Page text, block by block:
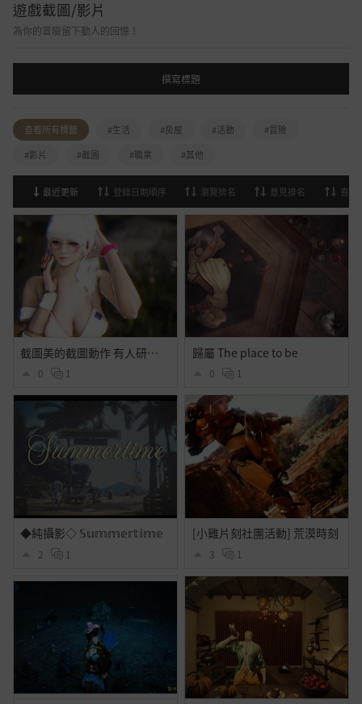
遊戲截圖/影片
為你的冒險留下動人的回憶！
撰寫標題
查看所有標籤 #生活 #房屋 #活動
#冒險
#影片
#截圖 #職業 #其他
最近更新 登錄日期順序 瀏覽排名 意見排名 喜歡
截圖美的截圖動作 有人研究出來的
0 1
歸屬 The place to be
0 1
◆純攝影◇ 𝕊𝕦𝕞𝕞𝕖𝕣𝕥𝕚𝕞𝕖
2 1
[小雞片刻社團活動] 荒漠時刻
3 1